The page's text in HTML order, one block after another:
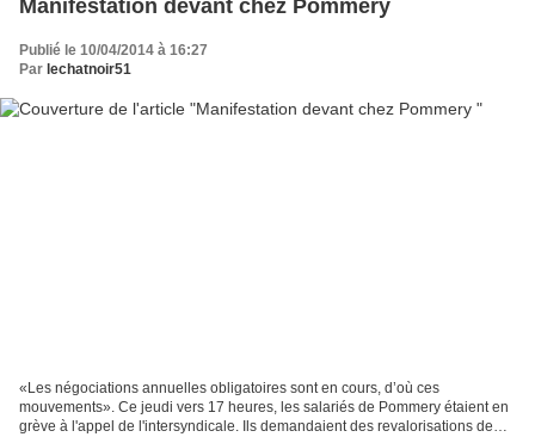
Manifestation devant chez Pommery
Publié le 10/04/2014 à 16:27
Par lechatnoir51
«Les négociations annuelles obligatoires sont en cours, d’où ces
mouvements». Ce jeudi vers 17 heures, les salariés de Pommery étaient en
grève à l'appel de l'intersyndicale. Ils demandaient des revalorisations de